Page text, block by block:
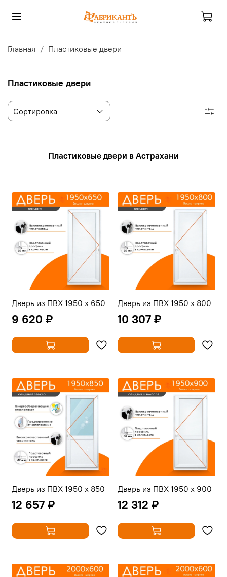
Главная Пластиковые двери
Пластиковые двери
Пластиковые двери в Астрахани
Дверь из ПВХ 1950 х 650
9 620 ₽
Дверь из ПВХ 1950 х 800
10 307 ₽
Дверь из ПВХ 1950 х 850
12 657 ₽
Дверь из ПВХ 1950 х 900
12 312 ₽